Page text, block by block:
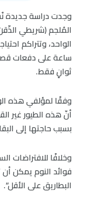
وجدت دراسة جديدة
المُلجم (شريطي
ساعة على دفعات
ثوانٍ فقط.
أنّ هذه الطيور غير
بسبب حاجتها إلى
وخلافًا للافتراضات
فوائد النوم يمكن
البطاريق على الأقل”.